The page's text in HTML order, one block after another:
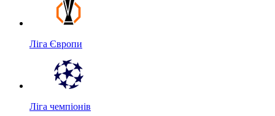
Ліга Європи
Ліга чемпіонів